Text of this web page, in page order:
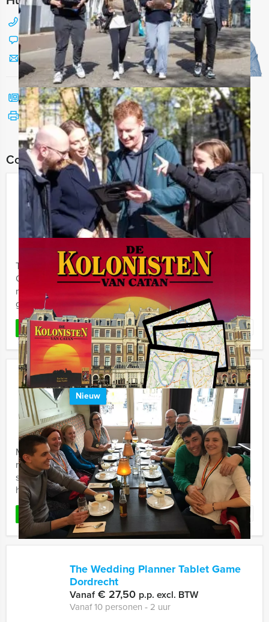
088 428 81 17
Chat met Jeroen
Stuur ons een mailtje
Bel mij terug
Bekijk printbare versie
Combineer dit uitje met:
Ik Hou Van Holland Quiz Zwolle
Vanaf€ 27,50 p.p. excl. BTW
Vanaf 12 personen ‐ 2 uur
Tijdens de Ik Hou Van Holland Quiz van Holland Tour
Guides in Zwolle wordt uw kennis over de Nederlandse
muziek en algemene geschiedenis even op de proef
gesteld. De ...
LEES MEER Favoriet
Empire City Tablet Game Tilburg
Nieuw
Vanaf€ 27,50 p.p. excl. BTW
Vanaf 12 personen ‐ 2 uur en 30 minuten
Maak kennis met deze uitdagende game, die Europa
razendsnel verovert. Geen zin in een standaard
spelprogramma in de stad? Deze virtuele game is
hypermodern, waarbij ...
LEES MEER Favoriet
The Wedding Planner Tablet Game
Dordrecht
Vanaf€ 27,50 p.p. excl. BTW
Vanaf 10 personen ‐ 2 uur